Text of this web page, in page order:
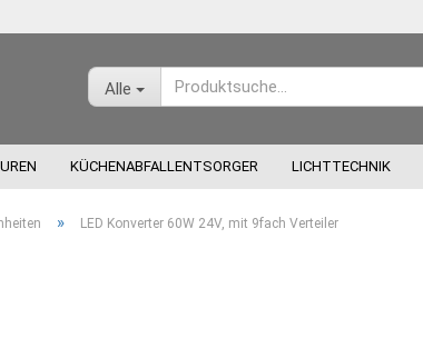
Alle
KÜCHENABFALLENTSORGER LICHTTECHNIK
» LED Konverter 60W 24V, mit 9fach Verteiler